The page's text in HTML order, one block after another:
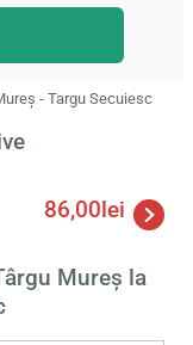
- Targu Secuiesc
86,00lei
Mureş la